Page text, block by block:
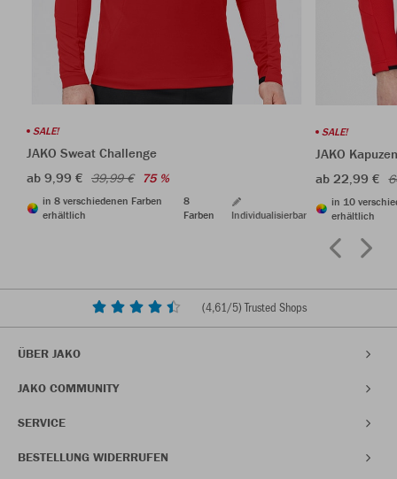
SALE!
JAKO Sweat Challenge
ab 9,99 € 39,99 € 75 %
in 8 verschiedenen Farben
erhältlich
8
Farben
Individualisierbar
SALE!
JAKO
ab 22,99 €
in 10
erhältlich
(4,61/5) Trusted Shops
ÜBER JAKO
JAKO COMMUNITY
SERVICE
BESTELLUNG WIDERRUFEN